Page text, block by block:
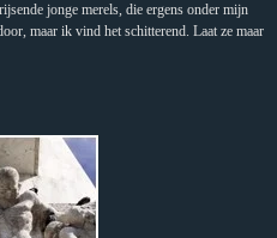
jonge merels, die ergens onder mijn
maar ik vind het schitterend. Laat ze maar